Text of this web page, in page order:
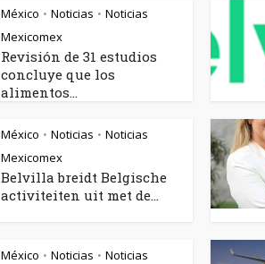
México • Noticias • Noticias
Mexicomex
Revisión de 31 estudios
concluye que los
alimentos...
México • Noticias • Noticias
Mexicomex
Belvilla breidt Belgische
activiteiten uit met de...
México • Noticias • Noticias